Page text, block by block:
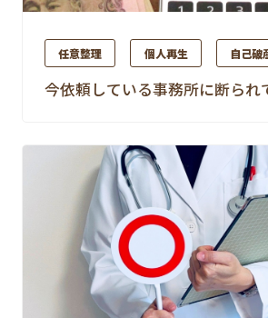
任意整理 個人再生 自己破
今依頼している事務所に断られ